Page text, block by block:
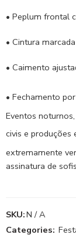
• Peplum frontal
• Cintura marcada
• Caimento
• Fechamento
Eventos
civis e produções
extremamente
assinatura de
SKU:N / A
Categories: